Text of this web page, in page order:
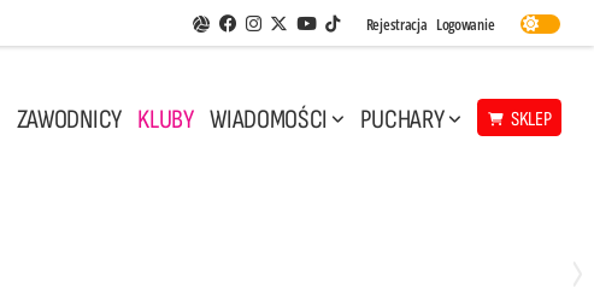
Aplikacja Siatkarskie Ligi
Facebook
Instagram
Twitter
Youtube
TikTok
Rejestracja Logowanie
ZAWODNICY KLUBY WIADOMOŚCI PUCHARY SKLEP